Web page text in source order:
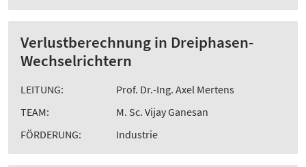
Verlustberechnung in Dreiphasen-
Wechselrichtern
LEITUNG:
Prof. Dr.-Ing. Axel Mertens
TEAM:
M. Sc. Vijay Ganesan
FÖRDERUNG:
Industrie